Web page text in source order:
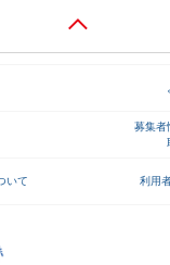
募集者
いて 利用